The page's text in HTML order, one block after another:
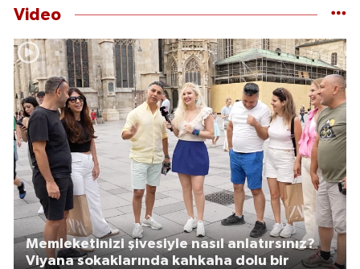
Video
Memleketinizi şivesiyle nasıl anlatırsınız?
Viyana sokaklarında kahkaha dolu bir